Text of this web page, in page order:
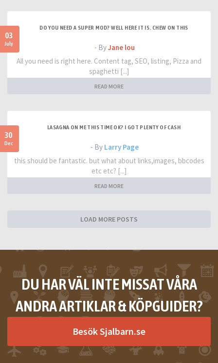
03
July
DO YOU NEED A SUPER MOD? WELL HERE IT IS. CHEW ON THIS
- ByJane lou
All you need is right here. Content tag, SEO, listing, Pizza and
spaghetti [...]
READ MORE
30
Dec
LASAGNA ON ME THIS TIME OK? I GOT PLENTY OF CASH
- By Larry Page
this should be fantastic. but what about links,images, bbcodes
etc etc? [...]
READ MORE
LOAD MORE POSTS
DU HAR VÄL INTE MISSAT VÅRA
ANDRA ARTIKLAR & KÖPGUIDER?
Besök Sjalbarn.se